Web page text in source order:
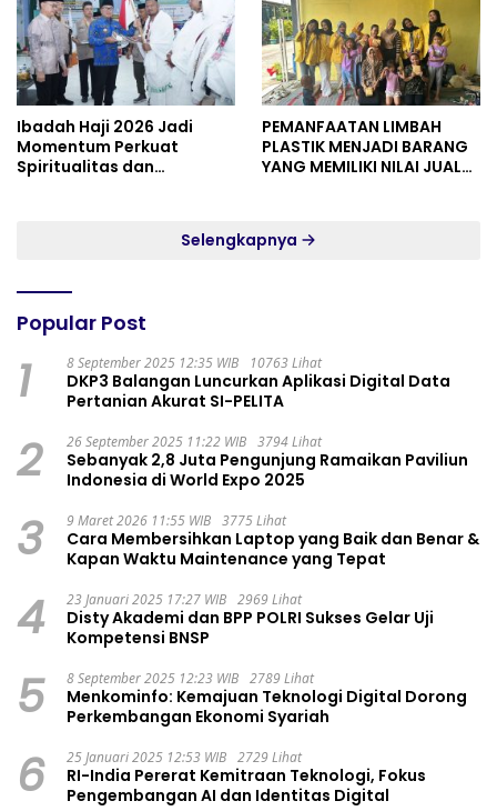
Ibadah Haji 2026 Jadi
Momentum Perkuat
Spiritualitas dan
PEMANFAATAN LIMBAH
PLASTIK MENJADI BARANG
YANG MEMILIKI NILAI JUAL
Selengkapnya
Popular Post
1 8 September 2025 12:35 WIB 10763 Lihat
DKP3 Balangan Luncurkan Aplikasi Digital Data
Pertanian Akurat SI-PELITA
2 26 September 2025 11:22 WIB 3794 Lihat
Sebanyak 2,8 Juta Pengunjung Ramaikan Paviliun
Indonesia di World Expo 2025
3 9 Maret 2026 11:55 WIB 3775 Lihat
Cara Membersihkan Laptop yang Baik dan Benar &
Kapan Waktu Maintenance yang Tepat
4 23 Januari 2025 17:27 WIB 2969 Lihat
Disty Akademi dan BPP POLRI Sukses Gelar Uji
Kompetensi BNSP
5 8 September 2025 12:23 WIB 2789 Lihat
Menkominfo: Kemajuan Teknologi Digital Dorong
Perkembangan Ekonomi Syariah
6 25 Januari 2025 12:53 WIB 2729 Lihat
RI-India Pererat Kemitraan Teknologi, Fokus
Pengembangan AI dan Identitas Digital